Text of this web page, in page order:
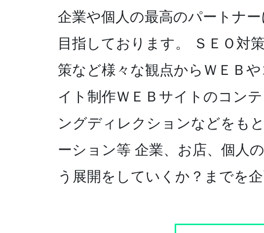
企業や個人の最高のパートナ
目指しております。 ＳＥＯ対
策など様々な観点からＷＥＢ
イト制作ＷＥＢサイトのコン
ングディレクションなどをも
ーション等 企業、お店、個人
う展開をしていくか？までを